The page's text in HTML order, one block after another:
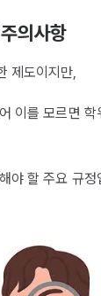
의사항
제도이지만,
이를 모르면 학
야 할 주요 규정